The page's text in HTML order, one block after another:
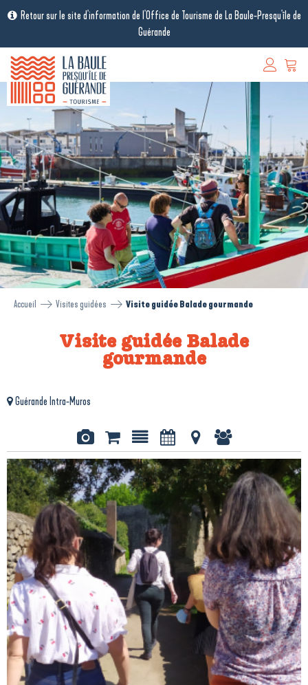
Retour sur le site d'information de l'Office de Tourisme de La Baule-Presqu'île de
Guérande
Accueil Visites guidées Visite guidée Balade gourmande
Visite guidée Balade
gourmande
Guérande Intra-Muros